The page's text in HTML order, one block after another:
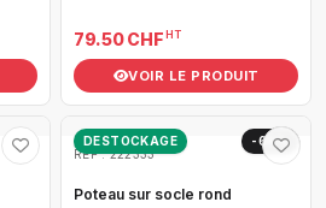
79.50 CHF HT
VOIR LE PRODUIT
DESTOCKAGE
-69%
RÉF : 222333
Poteau sur socle rond